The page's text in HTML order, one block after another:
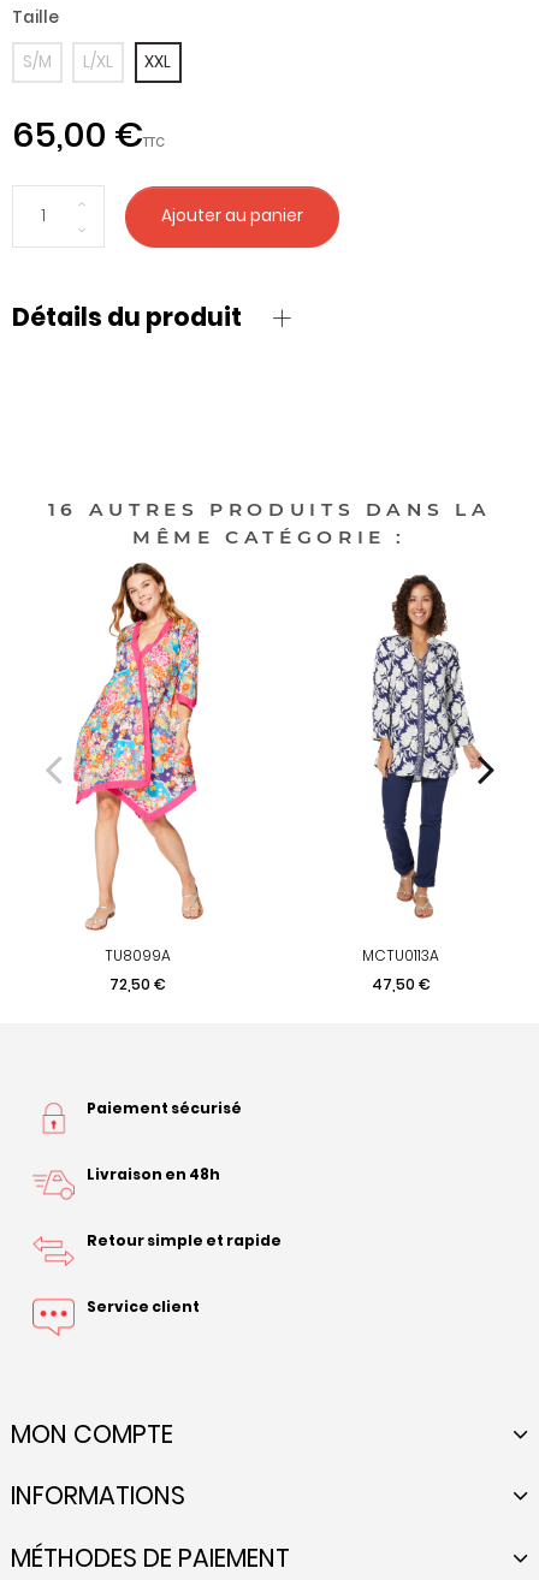
Taille
S/M
L/XL XXL
65,00 €TTC
Ajouter au panier
Détails du produit
16 AUTRES PRODUITS DANS LA
MÊME CATÉGORIE :
TU8099A
Prix
72,50 €
MCTU0113A
Prix
47,50 €
Paiement sécurisé
Livraison en 48h
Retour simple et rapide
Service client
MON COMPTE
INFORMATIONS
MÉTHODES DE PAIEMENT